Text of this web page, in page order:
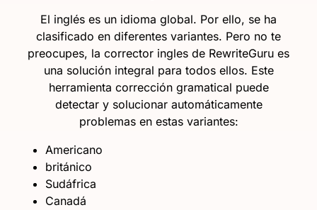
El inglés es un idioma global. Por ello, se ha
clasificado en diferentes variantes. Pero no te
preocupes, la corrector ingles de RewriteGuru es
una solución integral para todos ellos. Este
herramienta corrección gramatical puede
detectar y solucionar automáticamente
problemas en estas variantes:
Americano
británico
Sudáfrica
Canadá